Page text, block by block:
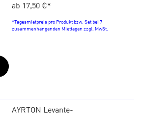
ab 17,50 €*
*Tagesmietpreis pro Produkt bzw. Set bei 7
zusammenhängenden Miettagen zzgl. MwSt.
AYRTON Levante-